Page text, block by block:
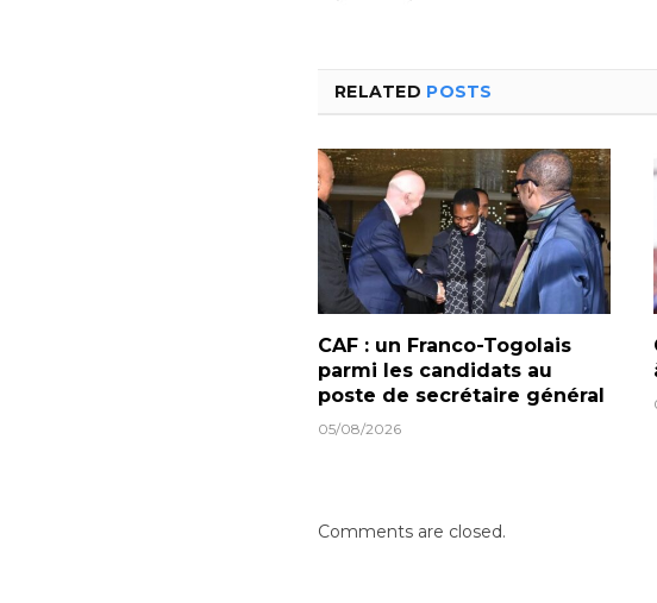
RELATED POSTS
CAF : un Franco-Togolais
parmi les candidats au
poste de secrétaire général
05/08/2026
Comments are closed.